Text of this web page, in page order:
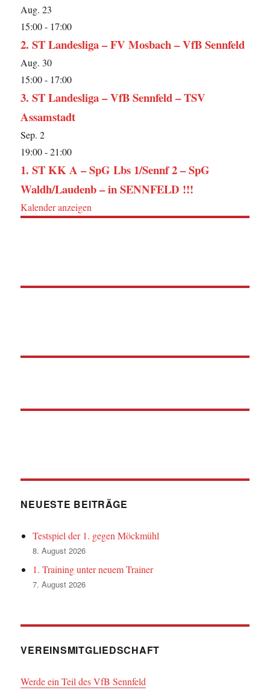
Aug.23
15:00- 17:00
2. ST Landesliga – FV Mosbach – VfB Sennfeld
Aug. 30
15:00- 17:00
3. ST Landesliga – VfB Sennfeld – TSV
Assamstadt
Sep.2
19:00-21:00
1. ST KK A – SpG Lbs 1/Sennf 2 – SpG
Waldh/Laudenb – in SENNFELD !!!
Kalender anzeigen
NEUESTE BEITRÄGE
Testspiel der 1. gegen Möckmühl
8. August 2026
1. Training unter neuem Trainer
7. August 2026
VEREINSMITGLIEDSCHAFT
Werde ein Teil des VfB Sennfeld